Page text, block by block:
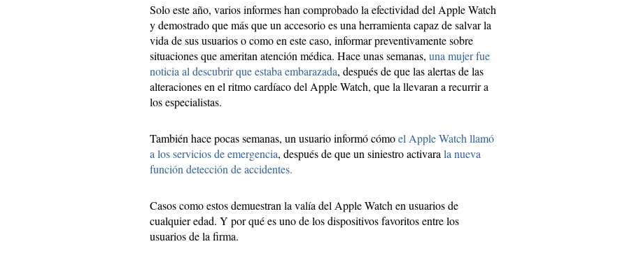
Solo este año, varios informes han comprobado la efectividad del Apple Watch
y demostrado que más que un accesorio es una herramienta capaz de salvar la
vida de sus usuarios o como en este caso, informar preventivamente sobre
situaciones que ameritan atención médica. Hace unas semanas, una mujer fue
noticia al descubrir que estaba embarazada, después de que las alertas de las
alteraciones en el ritmo cardíaco del Apple Watch, que la llevaran a recurrir a
los especialistas.
También hace pocas semanas, un usuario informó cómoel Apple Watch llamó
a los servicios de emergencia, después de que un siniestro activara la nueva
función detección de accidentes.
Casos como estos demuestran la valía del Apple Watch en usuarios de
cualquier edad. Y por qué es uno de los dispositivos favoritos entre los
usuarios de la firma.